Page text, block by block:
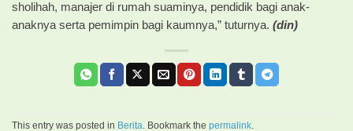
sholihah, manajer di rumah suaminya, pendidik bagi anak-
anaknya serta pemimpin bagi kaumnya,” tuturnya. (din)
This entry was posted in Berita . Bookmark the permalink